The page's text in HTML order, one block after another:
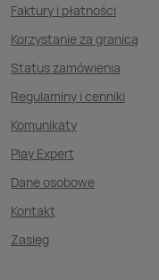
Faktury i płatności
Korzystanie za granicą
Status zamówienia
Regulaminy i cenniki
Komunikaty
Play Expert
Dane osobowe
Kontakt
Zasięg